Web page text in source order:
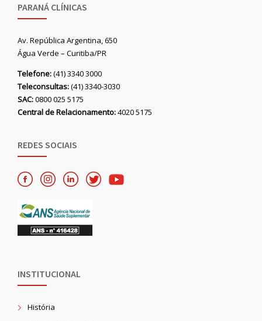
PARANÁ CLÍNICAS
Av. República Argentina, 650
Água Verde – Curitiba/PR
Telefone:(41) 3340 3000
Teleconsultas:(41) 3340-3030
SAC:0800 025 5175
Central de Relacionamento:4020 5175
REDES SOCIAIS
INSTITUCIONAL
História